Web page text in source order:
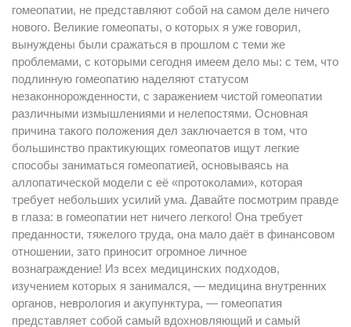
гомеопатии, не представляют собой на самом деле ничего
нового. Великие гомеопаты, о которых я уже говорил,
вынуждены были сражаться в прошлом с теми же
проблемами, с которыми сегодня имеем дело мы: с тем, что
подлинную гомеопатию наделяют статусом
незаконнорожденности, с заражением чистой гомеопатии
различными измышлениями и нелепостями. Основная
причина такого положения дел заключается в том, что
большинство практикующих гомеопатов ищут легкие
способы заниматься гомеопатией, основываясь на
аллопатической модели с её «протоколами», которая
требует небольших усилий ума. Давайте посмотрим правде
в глаза: в гомеопатии нет ничего легкого! Она требует
преданности, тяжелого труда, она мало даёт в финансовом
отношении, зато приносит огромное личное
вознаграждение! Из всех медицинских подходов,
изучением которых я занимался, — медицина внутренних
органов, неврология и акупунктура, — гомеопатия
представляет собой самый вдохновляющий и самый